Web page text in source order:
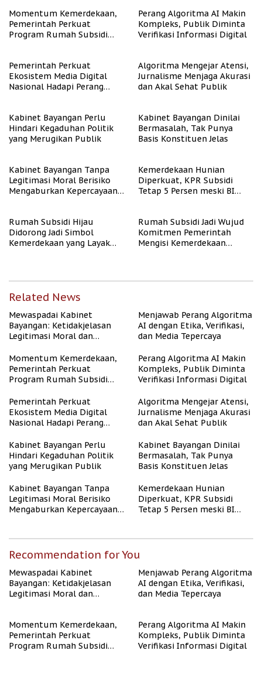
Momentum Kemerdekaan,
Pemerintah Perkuat
Program Rumah Subsidi
Perang Algoritma AI Makin
Kompleks, Publik Diminta
Verifikasi Informasi Digital
Pemerintah Perkuat
Ekosistem Media Digital
Nasional Hadapi Perang
Algoritma Mengejar Atensi,
Jurnalisme Menjaga Akurasi
dan Akal Sehat Publik
Kabinet Bayangan Perlu
Hindari Kegaduhan Politik
yang Merugikan Publik
Kabinet Bayangan Dinilai
Bermasalah, Tak Punya
Basis Konstituen Jelas
Kabinet Bayangan Tanpa
Legitimasi Moral Berisiko
Mengaburkan Kepercayaan
Kemerdekaan Hunian
Diperkuat, KPR Subsidi
Tetap 5 Persen meski BI
Rumah Subsidi Hijau
Didorong Jadi Simbol
Kemerdekaan yang Layak
Rumah Subsidi Jadi Wujud
Komitmen Pemerintah
Mengisi Kemerdekaan
Related News
Mewaspadai Kabinet
Bayangan: Ketidakjelasan
Legitimasi Moral dan
Menjawab Perang Algoritma
AI dengan Etika, Verifikasi,
dan Media Tepercaya
Momentum Kemerdekaan,
Pemerintah Perkuat
Program Rumah Subsidi
Berpenghasilan Rendah
Perang Algoritma AI Makin
Kompleks, Publik Diminta
Verifikasi Informasi Digital
Pemerintah Perkuat
Ekosistem Media Digital
Nasional Hadapi Perang
Algoritma Mengejar Atensi,
Jurnalisme Menjaga Akurasi
dan Akal Sehat Publik
Kabinet Bayangan Perlu
Hindari Kegaduhan Politik
yang Merugikan Publik
Kabinet Bayangan Dinilai
Bermasalah, Tak Punya
Basis Konstituen Jelas
Kabinet Bayangan Tanpa
Legitimasi Moral Berisiko
Mengaburkan Kepercayaan
Kemerdekaan Hunian
Diperkuat, KPR Subsidi
Tetap 5 Persen meski BI
Recommendation for You
Mewaspadai Kabinet
Bayangan: Ketidakjelasan
Legitimasi Moral dan
Menjawab Perang Algoritma
AI dengan Etika, Verifikasi,
dan Media Tepercaya
Momentum Kemerdekaan,
Pemerintah Perkuat
Program Rumah Subsidi
Perang Algoritma AI Makin
Kompleks, Publik Diminta
Verifikasi Informasi Digital